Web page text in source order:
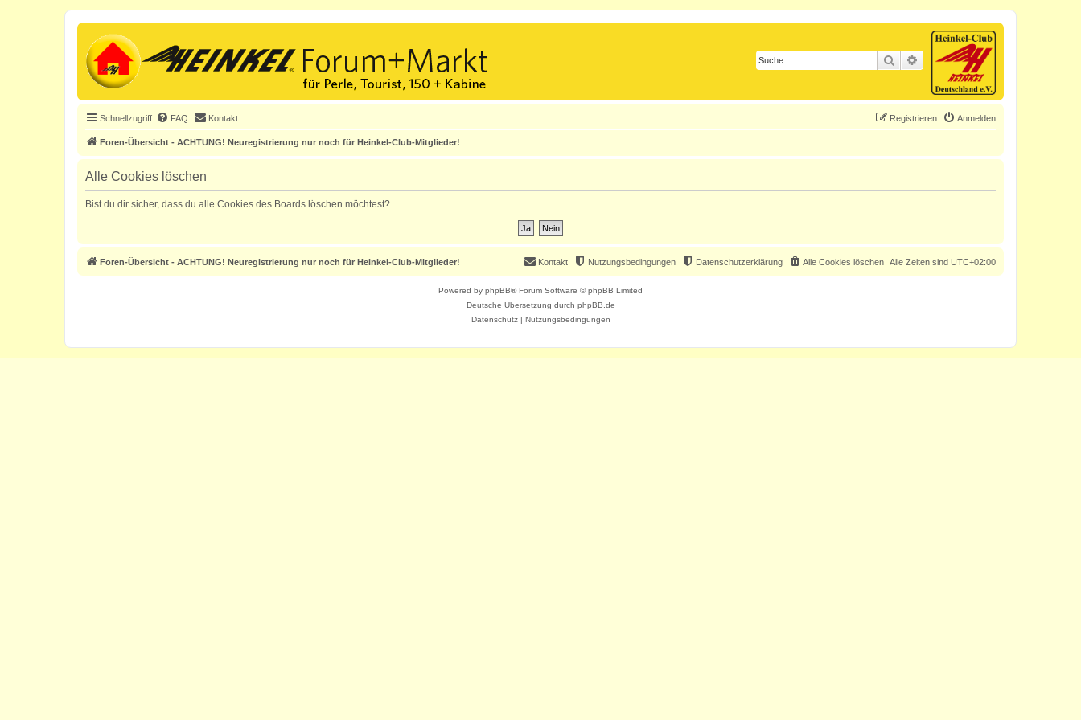
Suche Erweiterte Suche
Schnellzugriff FAQ Kontakt Anmelden
Registrieren
Foren-Übersicht - ACHTUNG! Neuregistrierung nur noch für Heinkel-Club-Mitglieder!
Alle Cookies löschen
Bist du dir sicher, dass du alle Cookies des Boards löschen möchtest?
Foren-Übersicht - ACHTUNG! Neuregistrierung nur noch für Heinkel-Club-Mitglieder! Alle Zeiten sind UTC+02:00
Alle Cookies löschen
Datenschutzerklärung
Nutzungsbedingungen
Kontakt
Powered by phpBB® Forum Software © phpBB Limited
Deutsche Übersetzung durch phpBB.de
Datenschutz| Nutzungsbedingungen